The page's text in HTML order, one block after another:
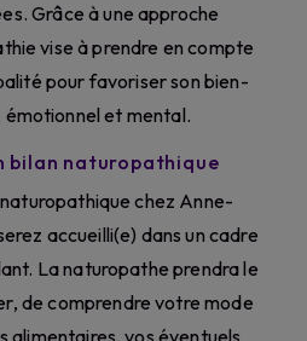
Grâce à une approche
vise à prendre en compte
pour favoriser son bien-
émotionnel et mental.
bilan naturopathique
chez Anne-
accueilli(e) dans un cadre
La naturopathe prendra le
de comprendre votre mode